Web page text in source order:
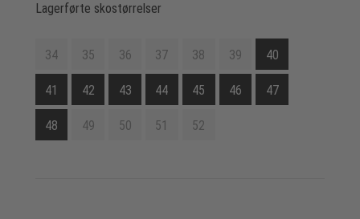
Lagerførte skostørrelser
34 35 36 37 38 39 40
41 42 43 44 45 46 47
48 49 50 51 52